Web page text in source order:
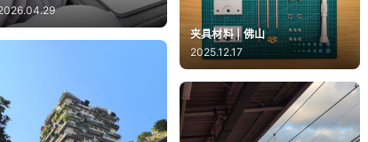
夹具材料 | 佛山
2025.12.17